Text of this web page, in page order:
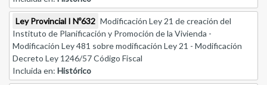
Ley Provincial I Nº632 Modificación Ley 21 de creación del
Instituto de Planificación y Promoción de la Vivienda -
Modificación Ley 481 sobre modificación Ley 21 - Modificación
Decreto Ley 1246/57 Código Fiscal
Incluida en: Histórico